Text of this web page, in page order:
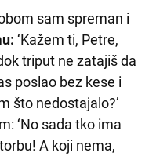
sam spreman i
‘Kažem ti, Petre,
triput ne zatajiš da
poslao bez kese i
što nedostajalo?’
‘No sada tko ima
A koji nema,